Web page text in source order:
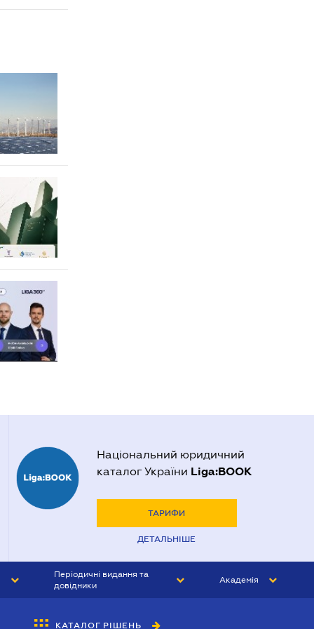
Національний юридичний
каталог України Liga:BOOK
ТАРИФИ
ДЕТАЛЬНІШЕ
Періодичні видання та
довідники
Академія
КАТАЛОГ РІШЕНЬ